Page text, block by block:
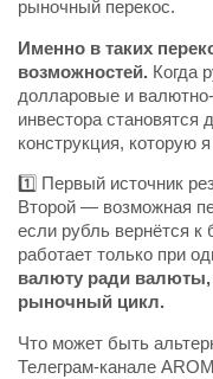
рыночный перекос.
Именно в таких
возможностей. Когда
долларовые и
инвестора становятся
конструкция, которую
1️⃣ Первый источник
Второй — возможная
если рубль вернётся
работает только при
валюту ради валюты,
рыночный цикл.
Что может быть
Телеграм-канале